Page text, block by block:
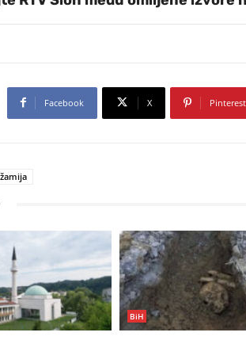
Facebook X Pinterest
BiH